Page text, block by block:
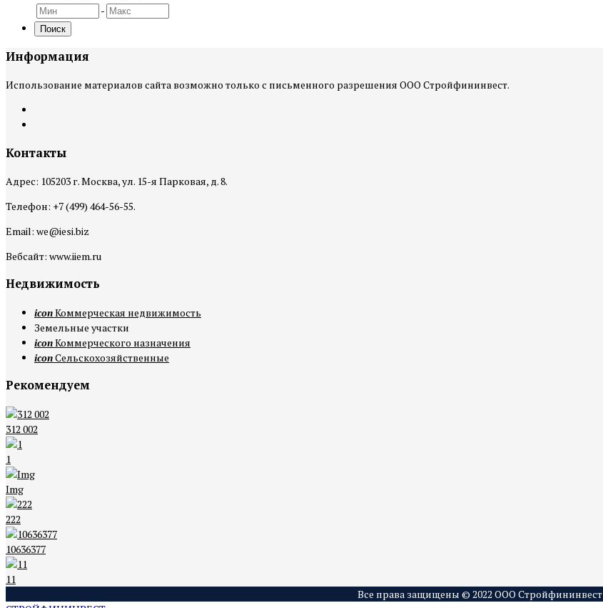
-
Поиск
Информация
Использование материалов сайта возможно только с письменного разрешения ООО Стройфининвест.
Контакты
Адрес: 105203 г. Москва, ул. 15-я Парковая, д. 8.
Телефон: +7 (499) 464-56-55.
Email: we@iesi.biz
Вебсайт: www.iiem.ru
Недвижимость
iconКоммерческая недвижимость
Земельные участки
iconКоммерческого назначения
iconСельскохозяйственные
Рекомендуем
312 002
1
Img
222
10636377
11
Все права защищены © 2022 ООО Стройфининвест